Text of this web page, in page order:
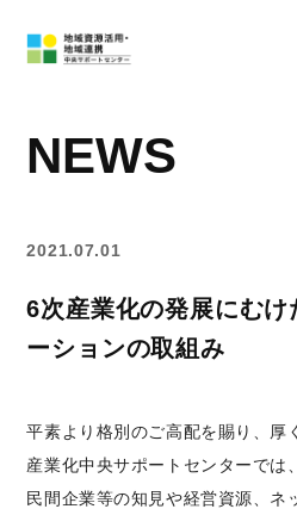
NEWS
2021.07.01
6次産業化の発展にむ
ーションの取組み
平素より格別のご高配を賜り、厚
産業化中央サポートセンターでは
民間企業等の知見や経営資源、ネ